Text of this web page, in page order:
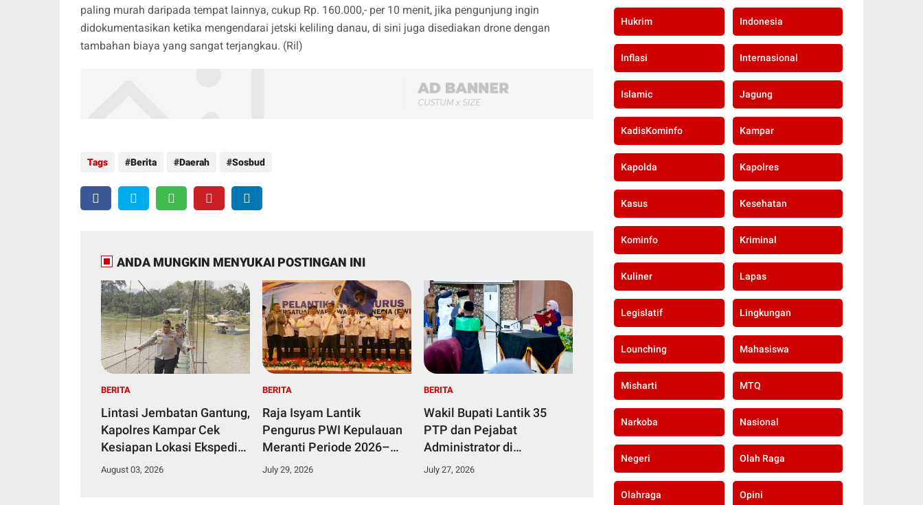
paling murah daripada tempat lainnya, cukup Rp. 160.000,- per 10 menit, jika pengunjung ingin
didokumentasikan ketika mengendarai jetski keliling danau, di sini juga disediakan drone dengan
tambahan biaya yang sangat terjangkau. (Ril)
Tags Berita Daerah Sosbud
ANDA MUNGKIN MENYUKAI POSTINGAN INI
BERITA
Lintasi Jembatan Gantung,
Kapolres Kampar Cek
Kesiapan Lokasi Ekspedisi
Merah Putih Presisi
August 03, 2026
BERITA
Raja Isyam Lantik
Pengurus PWI Kepulauan
Meranti Periode 2026–
2029
July 29, 2026
BERITA
Wakil Bupati Lantik 35
PTP dan Pejabat
Administrator di
Lingkungan Pemkab
July 27, 2026
Hukrim Indonesia
Inflasi Internasional
Islamic Jagung
KadisKominfo Kampar
Kapolda Kapolres
Kasus Kesehatan
Kominfo Kriminal
Kuliner Lapas
Legislatif Lingkungan
Lounching Mahasiswa
Misharti MTQ
Narkoba Nasional
Negeri Olah Raga
Olahraga Opini